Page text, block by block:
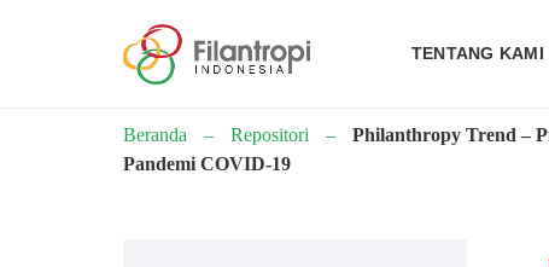
TENTANG KAMI
Beranda – Repositori –
Philanthropy Trend –
Pandemi COVID-19